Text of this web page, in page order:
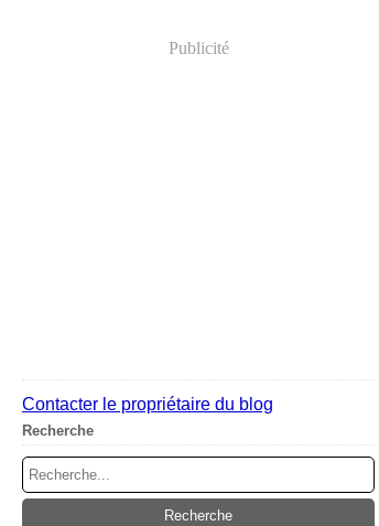
Publicité
Contacter le propriétaire du blog
Recherche